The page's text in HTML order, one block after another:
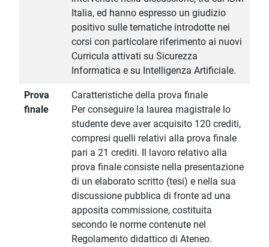
Italia, ed hanno espresso un giudizio
positivo sulle tematiche introdotte nei
corsi con particolare riferimento ai nuovi
Curricula attivati su Sicurezza
Informatica e su Intelligenza Artificiale.
Prova
finale
Caratteristiche della prova finale
Per conseguire la laurea magistrale lo
studente deve aver acquisito 120 crediti,
compresi quelli relativi alla prova finale
pari a 21 crediti. Il lavoro relativo alla
prova finale consiste nella presentazione
di un elaborato scritto (tesi) e nella sua
discussione pubblica di fronte ad una
apposita commissione, costituita
secondo le norme contenute nel
Regolamento didattico di Ateneo.